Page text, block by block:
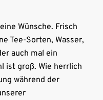
Wünsche. Frisch
Tee-Sorten, Wasser,
auch mal ein
ist groß. Wie herrlich
während der